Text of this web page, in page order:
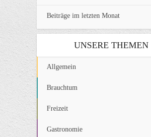
Beiträge im letzten Monat
UNSERE THEMEN
Allgemein
Brauchtum
Freizeit
Gastronomie